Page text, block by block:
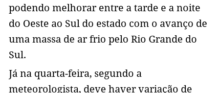
podendo melhorar entre a tarde e a noite
do Oeste ao Sul do estado com o avanço de
uma massa de ar frio pelo Rio Grande do
Sul.
Já na quarta-feira, segundo a
meteorologista, deve haver variação de